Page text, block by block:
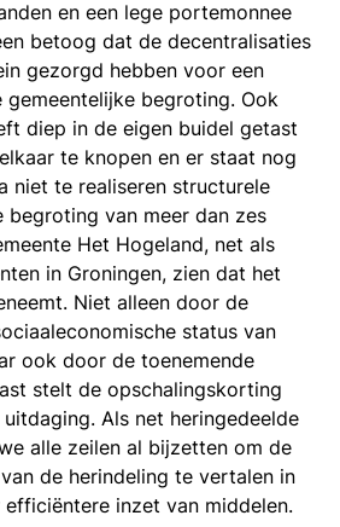
en een lege portemonnee
betoog dat de decentralisaties
gezorgd hebben voor een
begroting. Ook
diep in de eigen buidel getast
te knopen en er staat nog
niet te realiseren structurele
begroting van meer dan zes
Het Hogeland, net als
in Groningen, zien dat het
Niet alleen door de
status van
ook door de toenemende
stelt de opschalingskorting
Als net heringedeelde
alle zeilen al bijzetten om de
de herindeling te vertalen in
inzet van middelen.